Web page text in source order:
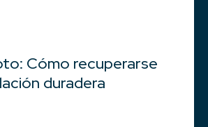
Cómo recuperarse
duradera